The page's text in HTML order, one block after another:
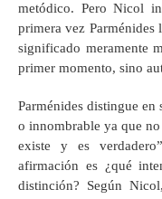
metódico. Pero Nicol
primera vez Parménides
significado meramente
primer momento, sino
Parménides distingue en
o innombrable ya que
existe y es
afirmación es ¿qué
distinción? Según